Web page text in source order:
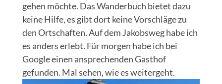
gehen möchte. Das Wanderbuch bietet dazu
keine Hilfe, es gibt dort keine Vorschläge zu
den Ortschaften. Auf dem Jakobsweg habe ich
es anders erlebt. Für morgen habe ich bei
Google einen ansprechenden Gasthof
gefunden. Mal sehen, wie es weitergeht.